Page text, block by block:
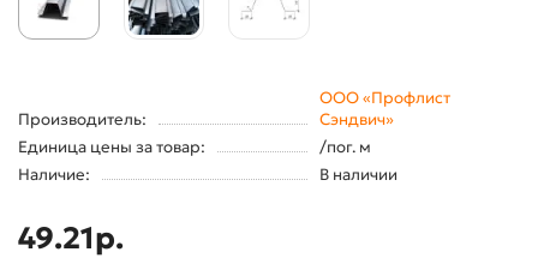
Производитель:
ООО «Профлист
Сэндвич»
Единица цены за товар:
/пог. м
Наличие:
В наличии
49.21р.